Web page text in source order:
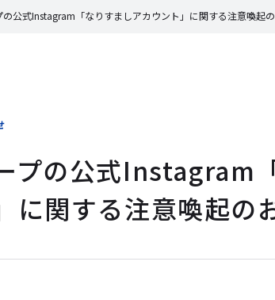
の公式Instagram「なりすましアカウント」に関する注意喚起
プの公式Instagram
に関する注意喚起の